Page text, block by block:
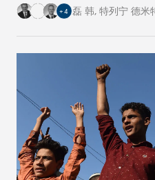
的跨国基础设施建设工
+4 磊 韩, 特列宁 德米